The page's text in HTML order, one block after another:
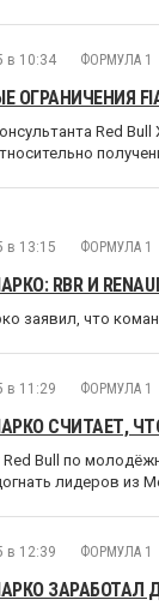
в 10:34 ФОРМУЛА 1
ОГРАНИЧЕНИЯ
Red
в 13:15 ФОРМУЛА 1
RBR И
заявил, что
в 11:29 ФОРМУЛА 1
СЧИТАЕТ, ЧТО
Red Bull по
лидеров из
в 12:39 ФОРМУЛА 1
ЗАРАБОТАЛ